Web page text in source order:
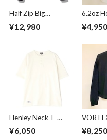
Half Zip Big
¥12,980
6.2oz
¥4,950
Henley Neck T-
¥6,050
with
¥8,250